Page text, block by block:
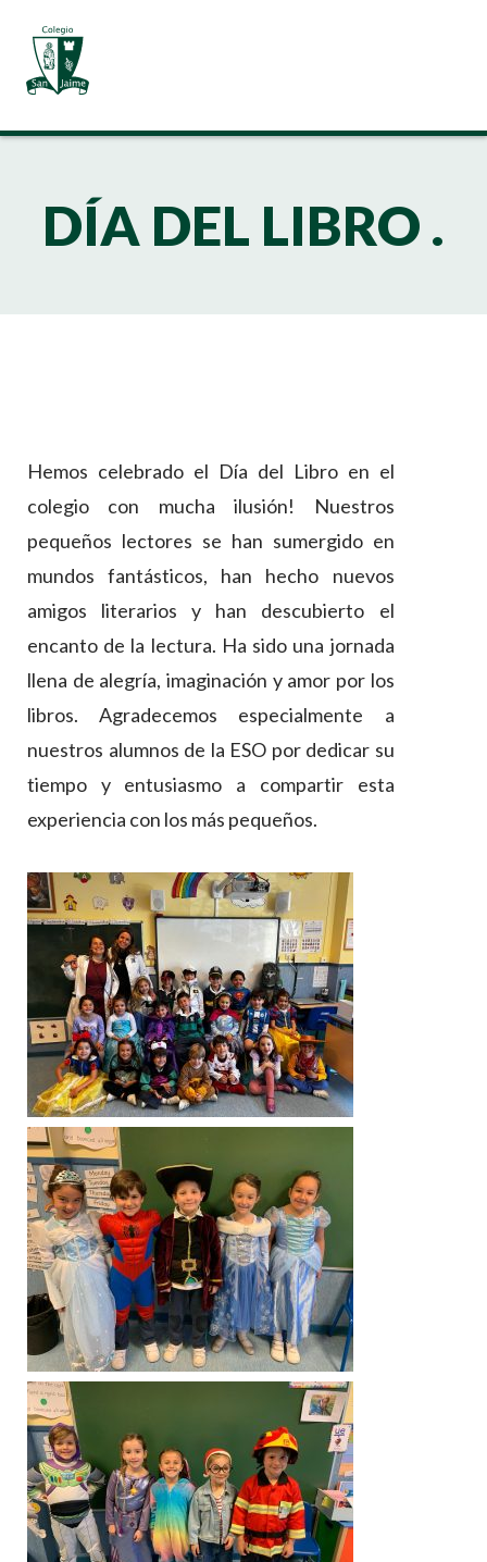
DÍA DEL LIBRO .
Hemos celebrado el Día del Libro en el
colegio con mucha ilusión! Nuestros
pequeños lectores se han sumergido en
mundos fantásticos, han hecho nuevos
amigos literarios y han descubierto el
encanto de la lectura. Ha sido una jornada
llena de alegría, imaginación y amor por los
libros. Agradecemos especialmente a
nuestros alumnos de la ESO por dedicar su
tiempo y entusiasmo a compartir esta
experiencia con los más pequeños.